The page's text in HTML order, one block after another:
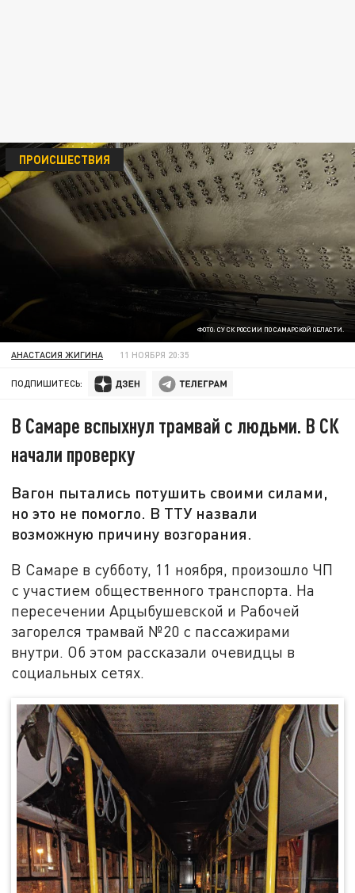
ФОТО: СУ СК РОССИИ ПО САМАРСКОЙ ОБЛАСТИ.
ПРОИСШЕСТВИЯ
АНАСТАСИЯ ЖИГИНА 11 НОЯБРЯ 20:35
ПОДПИШИТЕСЬ:
В Самаре вспыхнул трамвай с людьми. В СК
начали проверку
Вагон пытались потушить своими силами,
но это не помогло. В ТТУ назвали
возможную причину возгорания.
В Самаре в субботу, 11 ноября, произошло ЧП
с участием общественного транспорта. На
пересечении Арцыбушевской и Рабочей
загорелся трамвай №20 с пассажирами
внутри. Об этом рассказали очевидцы в
социальных сетях.